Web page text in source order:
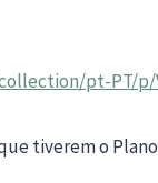
pt-PT/p/
tiverem o